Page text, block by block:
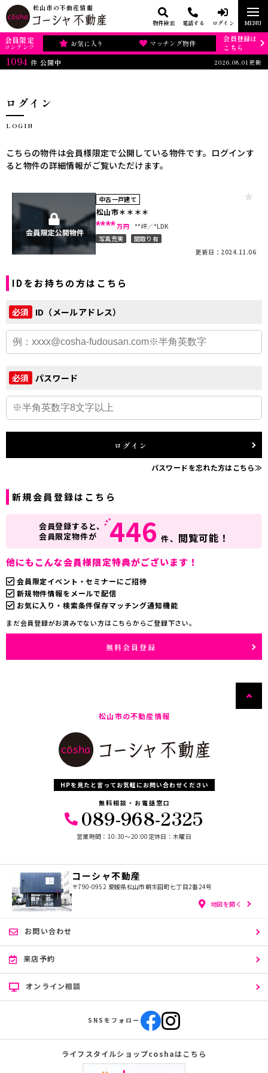
松山市の不動産情報
物件検索 電話する ログイン MENU
会員限定
コンテンツ お気に入り マッチング物件
会員登録は
こちら
1094 件 公開中 2026.08.01更新
ログイン
LOGIN
こちらの物件は会員様限定で公開している物件です。ログインす
ると物件の詳細情報がご覧いただけます。
中古一戸建て
松山市＊＊＊＊
****万円 **坪
*LDK
写真充実
間取り有
更新日：2024.11.06
IDをお持ちの方はこちら
必須 ID（メールアドレス）
必須 パスワード
ログイン
パスワードを忘れた方はこちら≫
新規会員登録はこちら
会員登録すると、
会員限定物件が
446 件、 閲覧可能！
他にもこんな会員様限定特典がございます！
会員限定イベント・セミナーにご招待
新規物件情報をメールで配信
お気に入り・検索条件保存マッチング通知機能
まだ会員登録がお済みでない方はこちらからご登録下さい。
無料会員登録
松山市の不動産情報
HPを見たと言ってお気軽にお問い合わせください
無料相談・お電話窓口
089-968-2325
営業時間：10:30〜20:00 定休日：木曜日
コーシャ不動産
〒790-0952 愛媛県松山市朝生田町七丁目2番24号
地図を開く
お問い合わせ
来店予約
オンライン相談
SNSをフォロー
ライフスタイルショップcoshaはこちら